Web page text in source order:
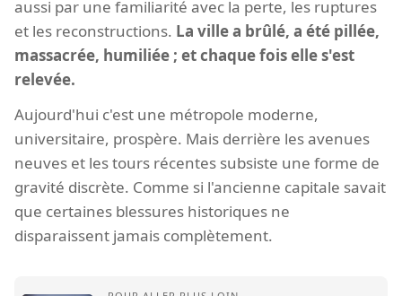
aussi par une familiarité avec la perte, les ruptures
et les reconstructions. La ville a brûlé, a été pillée,
massacrée, humiliée ; et chaque fois elle s'est
relevée.
Aujourd'hui c'est une métropole moderne,
universitaire, prospère. Mais derrière les avenues
neuves et les tours récentes subsiste une forme de
gravité discrète. Comme si l'ancienne capitale savait
que certaines blessures historiques ne
disparaissent jamais complètement.